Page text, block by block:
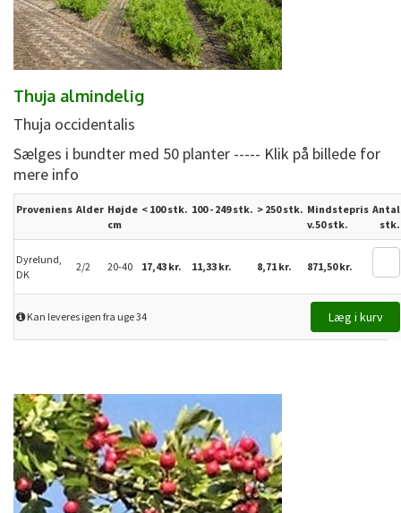
Thuja almindelig
Thuja occidentalis
Sælges i bundter med 50 planter ----- Klik på billede for
mere info
Proveniens Alder Højde
cm
< 100 stk. 100 - 249 stk. > 250stk. Mindstepris
v.50 stk.
Antal
stk.
Dyrelund,
DK
2/2 20-40 17,43 kr. 11,33 kr. 8,71 kr. 871,50 kr.
Kan leveres igen fra uge 34